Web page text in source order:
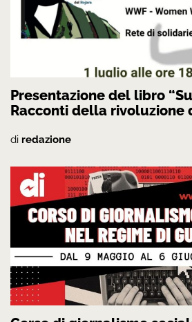
Presentazione del libro
Racconti della rivoluzione
di redazione